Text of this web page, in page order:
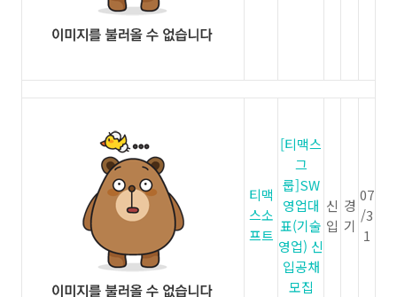
티맥
스소
프트
[티맥스
그
룹]SW
영업대
표(기술
영업) 신
입공채
모집
신
입
경
기
07
/3
1